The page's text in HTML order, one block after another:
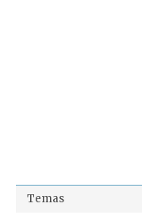
Temas